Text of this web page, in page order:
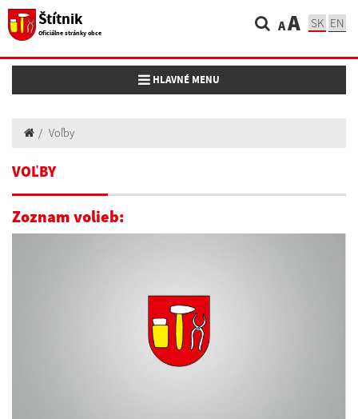
Štítnik
Oficiálne stránky obce AA SK EN
Toggle navigation
HLAVNÉ MENU
Voľby
VOĽBY
Zoznam volieb: